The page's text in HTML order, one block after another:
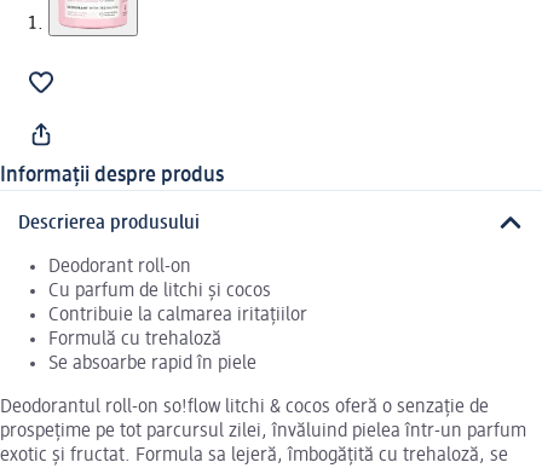
Informații despre produs
Descrierea produsului
Deodorant roll-on
Cu parfum de litchi și cocos
Contribuie la calmarea iritațiilor
Formulă cu trehaloză
Se absoarbe rapid în piele
Deodorantul roll-on so!flow litchi & cocos oferă o senzație de
prospețime pe tot parcursul zilei, învăluind pielea într-un parfum
exotic și fructat. Formula sa lejeră, îmbogățită cu trehaloză, se